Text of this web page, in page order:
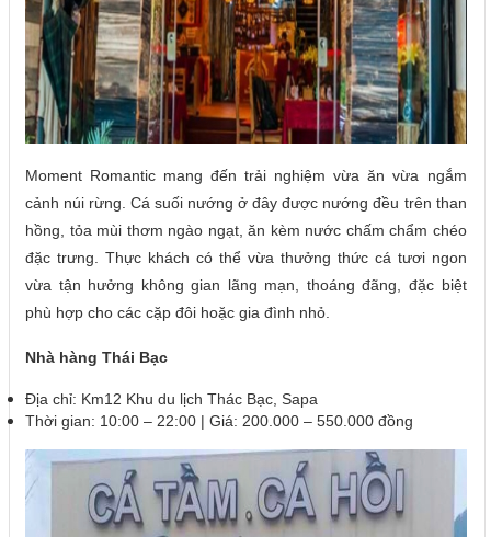
Moment Romantic mang đến trải nghiệm vừa ăn vừa ngắm
cảnh núi rừng. Cá suối nướng ở đây được nướng đều trên than
hồng, tỏa mùi thơm ngào ngạt, ăn kèm nước chấm chẩm chéo
đặc trưng. Thực khách có thể vừa thưởng thức cá tươi ngon
vừa tận hưởng không gian lãng mạn, thoáng đãng, đặc biệt
phù hợp cho các cặp đôi hoặc gia đình nhỏ.
Nhà hàng Thái Bạc
Địa chỉ: Km12 Khu du lịch Thác Bạc, Sapa
Thời gian: 10:00 – 22:00 | Giá: 200.000 – 550.000 đồng